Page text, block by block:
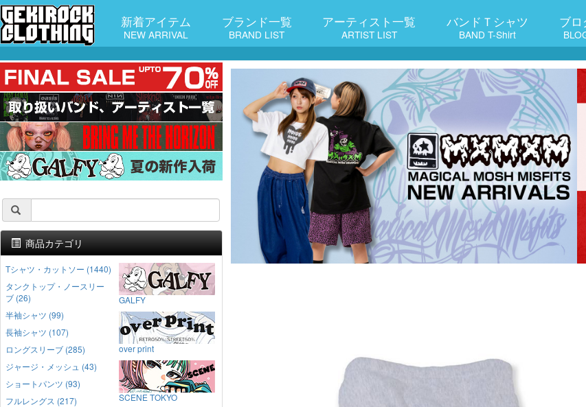
新着アイテム
NEW ARRIVAL
ブランド一覧
BRAND LIST
アーティスト一覧
ARTIST LIST
バンドＴシャツ
BAND T-Shirt
ブロ
商品カテゴリ
Tシャツ・カットソー (1440)
タンクトップ・ノースリー
ブ (26)
半袖シャツ (99)
長袖シャツ (107)
ロングスリーブ (285)
ジャージ・メッシュ (43)
ショートパンツ (93)
フルレングス (217)
GALFY
over print
SCENE TOKYO